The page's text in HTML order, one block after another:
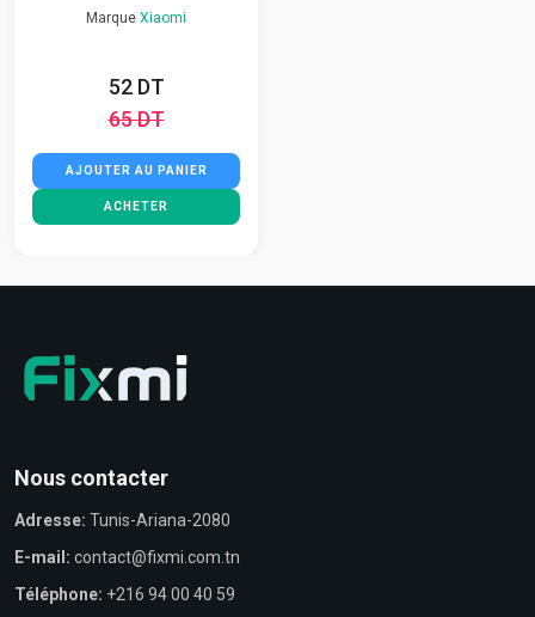
Marque Xiaomi
52 DT
65 DT
AJOUTER AU PANIER
ACHETER
Nous contacter
Adresse: Tunis-Ariana-2080
E-mail: contact@fixmi.com.tn
Téléphone: +216 94 00 40 59